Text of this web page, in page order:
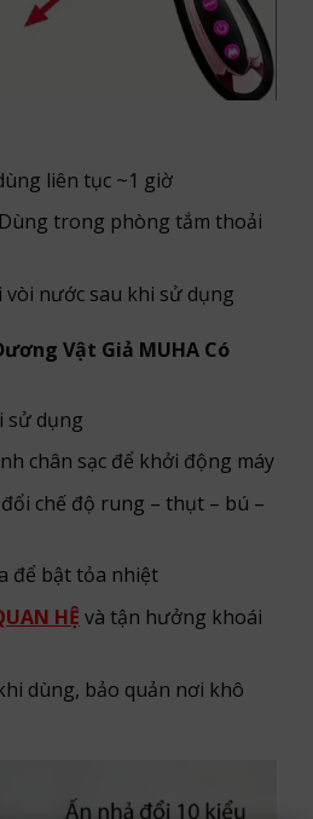
liên tục ~1 giờ
trong phòng tắm thoải
nước sau khi sử dụng
Vật Giả MUHA Có
sử dụng
chân sạc để khởi động máy
chế độ rung – thụt – bú –
để bật tỏa nhiệt
HỆ và tận hưởng khoái
dùng, bảo quản nơi khô